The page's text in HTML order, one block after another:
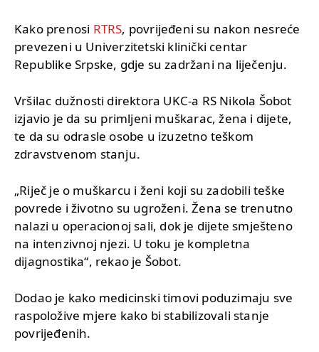
Kako prenosi RTRS, povrijeđeni su nakon nesreće
prevezeni u Univerzitetski klinički centar
Republike Srpske, gdje su zadržani na liječenju.
Vršilac dužnosti direktora UKC-a RS Nikola Šobot
izjavio je da su primljeni muškarac, žena i dijete,
te da su odrasle osobe u izuzetno teškom
zdravstvenom stanju.
„Riječ je o muškarcu i ženi koji su zadobili teške
povrede i životno su ugroženi. Žena se trenutno
nalazi u operacionoj sali, dok je dijete smješteno
na intenzivnoj njezi. U toku je kompletna
dijagnostika“, rekao je Šobot.
Dodao je kako medicinski timovi poduzimaju sve
raspoložive mjere kako bi stabilizovali stanje
povrijeđenih.